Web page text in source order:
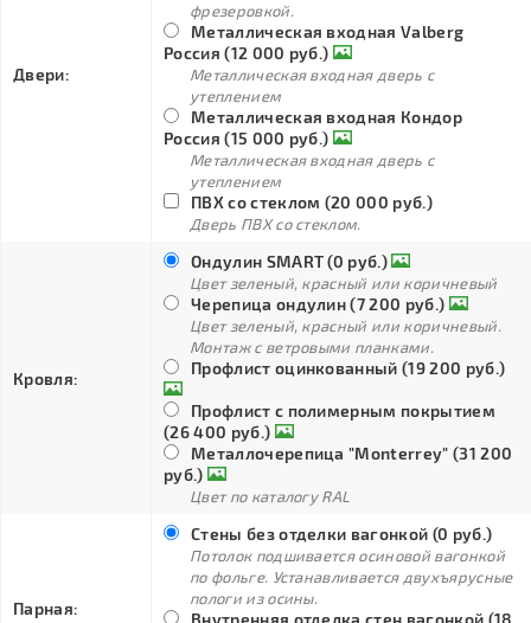
Двери:
фрезеровкой.
Металлическая входная Valberg
Россия (12 000 руб.)
Металлическая входная дверь с
утеплением
Металлическая входная Кондор
Россия (15 000 руб.)
Металлическая входная дверь с
утеплением
ПВХ со стеклом (20 000 руб.)
Дверь ПВХ со стеклом.
Кровля:
Ондулин SMART (0 руб.)
Цвет зеленый, красный или коричневый
Черепица ондулин (7 200 руб.)
Цвет зеленый, красный или коричневый.
Монтаж с ветровыми планками.
Профлист оцинкованный (19 200 руб.)
Профлист с полимерным покрытием
(26 400 руб.)
Металлочерепица "Monterrey" (31 200
руб.)
Цвет по каталогу RAL
Парная:
Стены без отделки вагонкой (0 руб.)
Потолок подшивается осиновой вагонкой
по фольге. Устанавливается двухъярусные
пологи из осины.
Внутренняя отделка стен вагонкой (18